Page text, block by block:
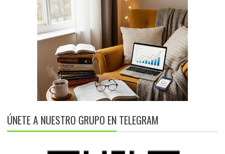
ÚNETE A NUESTRO GRUPO EN TELEGRAM